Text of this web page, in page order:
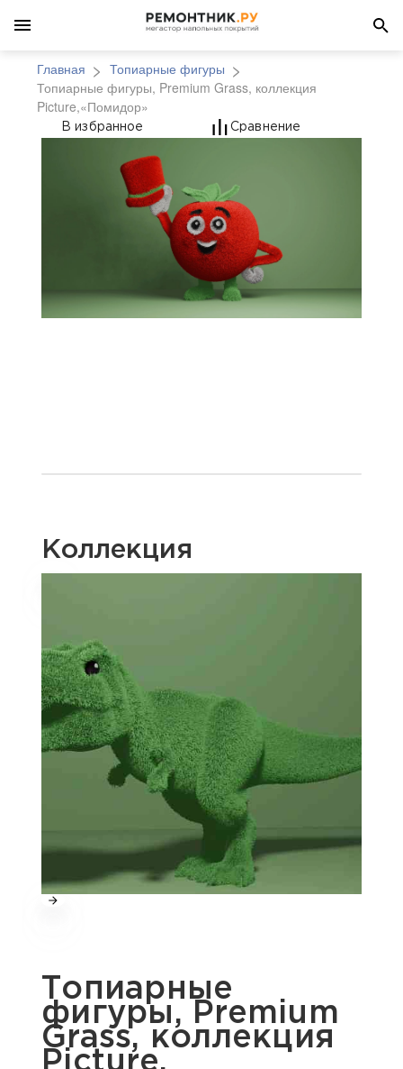
Главная
Топиарные фигуры
Топиарные фигуры, Premium Grass, коллекция
Picture,«Помидор»
Топиарные фигуры,
В избранное Сравнение
Коллекция
Топиарные
фигуры, Premium
Grass, коллекция
Picture,